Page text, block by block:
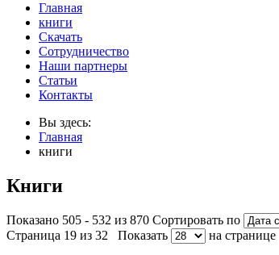
Главная
книги
Скачать
Сотрудничество
Наши партнеры
Статьи
Контакты
Вы здесь:
Главная
книги
Книги
Показано 505 - 532 из 870 Сортировать по
Страница 19 из 32
Показать на странице